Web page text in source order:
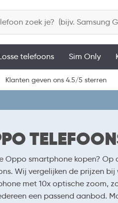
telefoons Sim Only
Klanten geven ons 4.5/5 sterren
Oppo smartphone kopen?
Wij vergelijken de prijzen
met 10x optische zoom,
een passend aanbod.